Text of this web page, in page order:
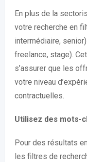
En plus de la
votre recherche en
intermédiaire,
freelance, stage).
s’assurer que les
votre niveau
contractuelles.
Utilisez des mots-
Pour des résultats
les filtres de